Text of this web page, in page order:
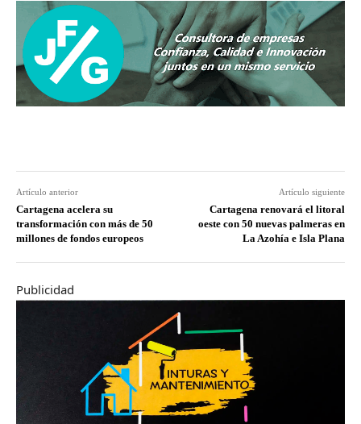
Artículo anterior
Cartagena acelera su
transformación con más de 50
millones de fondos europeos
Artículo siguiente
Cartagena renovará el litoral
oeste con 50 nuevas palmeras en
La Azohía e Isla Plana
Publicidad